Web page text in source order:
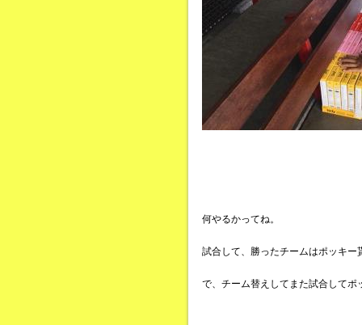
何やるかってね。
試合して、勝ったチームはポッキー
で、チーム替えしてまた試合してポ